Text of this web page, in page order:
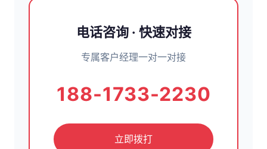
电话咨询 · 快速对接
专属客户经理一对一对接
188-1733-2230
立即拨打